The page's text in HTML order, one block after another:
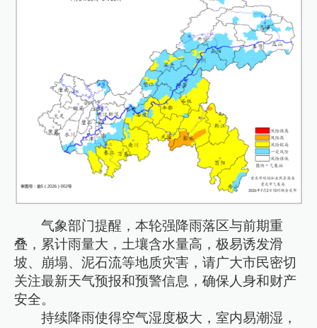
气象部门提醒，本轮强降雨落区与前期重
叠，累计雨量大，土壤含水量高，极易诱发滑
坡、崩塌、泥石流等地质灾害，请广大市民密切
关注最新天气预报和预警信息，确保人身和财产
安全。
持续降雨使得空气湿度极大，室内易潮湿，